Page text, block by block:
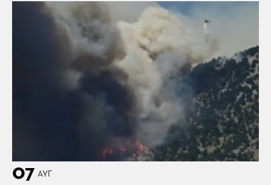
07 ΑΥΓ